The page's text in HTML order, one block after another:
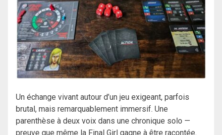
Un échange vivant autour d’un jeu exigeant, parfois
brutal, mais remarquablement immersif. Une
parenthèse à deux voix dans une chronique solo —
preuve que même la Final Girl gagne à être racontée.